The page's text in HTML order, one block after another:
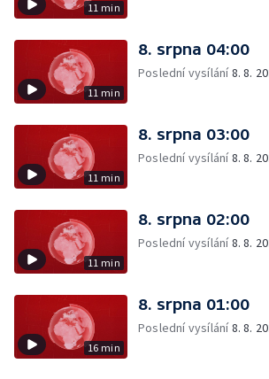
11 min
11 min
8. srpna 04:00
Poslední vysílání8. 8.
11 min
8. srpna 03:00
Poslední vysílání8. 8.
11 min
8. srpna 02:00
Poslední vysílání8. 8.
16 min
8. srpna 01:00
Poslední vysílání8. 8.